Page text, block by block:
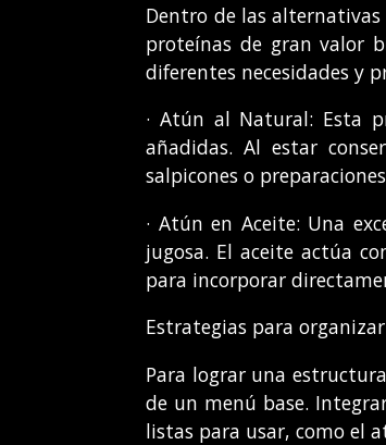
Dentro de las
proteínas de gran valor
diferentes necesidades y
· Atún al Natural: Esta
añadidas. Al estar
salpicones o
· Atún en Aceite: Una
jugosa. El aceite actúa
para incorporar
Estrategias para
Para lograr una
de un menú base.
listas para usar, como el